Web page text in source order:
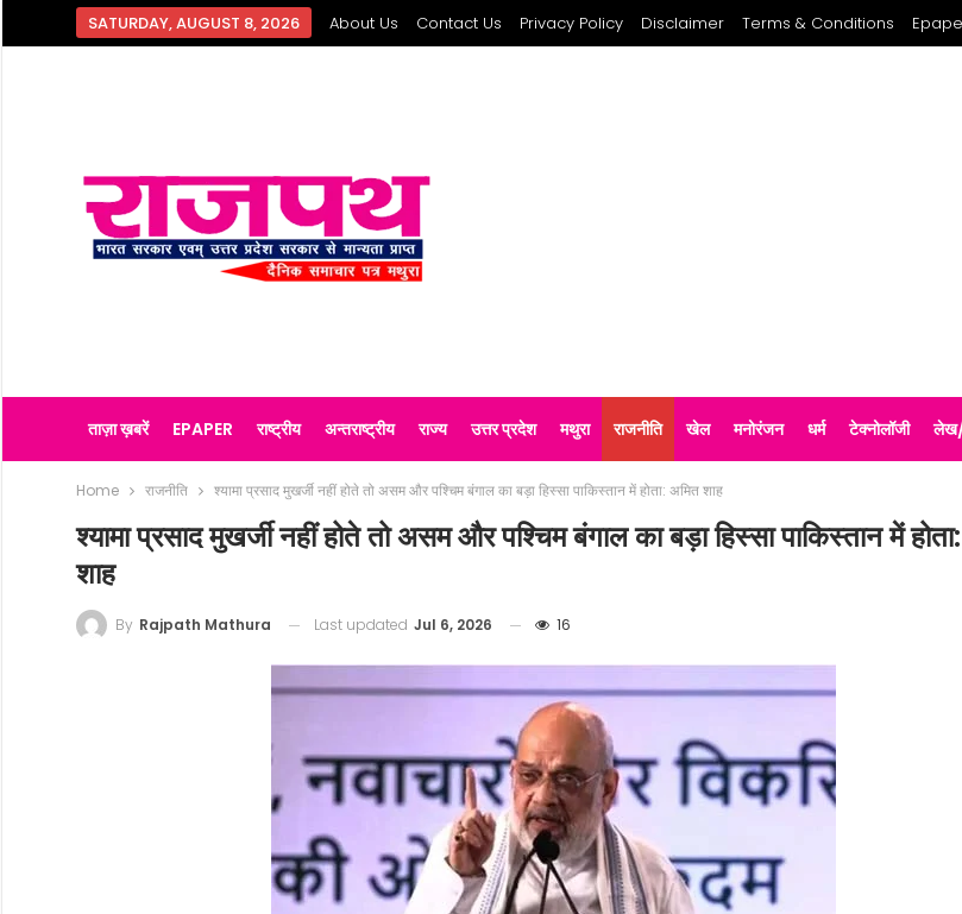
SATURDAY, AUGUST 8, 2026 About Us Contact Us Privacy Policy Disclaimer Terms & Conditions
ताज़ा ख़बरें EPAPER राष्ट्रीय अन्तराष्ट्रीय राज्य उत्तर प्रदेश मथुरा राजनीति खेल मनोरंजन धर्म टेक्नोलॉजी लेख/
Home राजनीति श्यामा प्रसाद मुखर्जी नहीं होते तो असम और पश्चिम बंगाल का बड़ा हिस्सा पाकिस्तान में होता: अमित शाह
श्यामा प्रसाद मुखर्जी नहीं होते तो असम और पश्चिम बंगाल का बड़ा हिस्सा पाकिस्तान में
शाह
By Rajpath Mathura Last updated Jul 6, 2026 16